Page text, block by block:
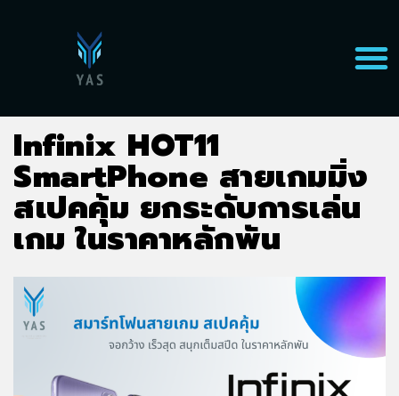
Infinix HOT11
SmartPhone สายเกมมิ่ง
สเปคคุ้ม ยกระดับการเล่น
เกม ในราคาหลักพัน